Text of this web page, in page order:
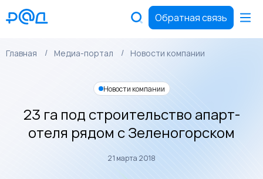
Обратная связь
Главная Медиа-портал Новости компании
Новости компании
23 га под строительство апарт-
отеля рядом с Зеленогорском
21 марта 2018